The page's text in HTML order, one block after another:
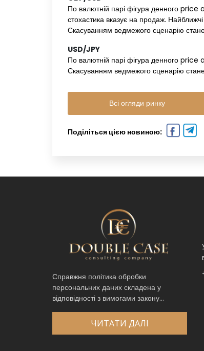
По валютній парі фігура денного price
стохастика вказує на продаж.
Скасуванням ведмежого сценарію
USD/JPY‌ ‌
По валютній парі фігура денного price
Скасуванням ведмежого сценарію
Всі огляди ринку
Поділіться цією новиною:
Справжня політика обробки
персональних даних складена у
відповідності з вимогами закону...
ЧИТАТИ ДАЛІ
Україна. Львів вул.
+380632341740
Україна. Львів, просп.
Чорновола 67Г
+380632341780
Телефон *
Виберіть місто*